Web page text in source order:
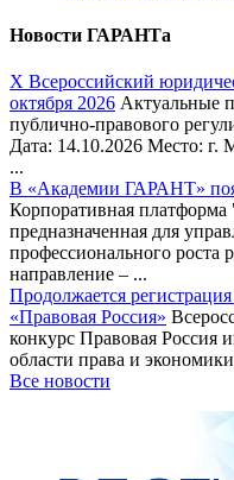
Новости ГАРАНТа
Х Всероссийский
октября 2026 Актуальные
публично-правового
Дата: 14.10.2026 Место:
...
В «Академии ГАРАНТ»
Корпоративная
предназначенная для
профессионального роста
направление – ...
Продолжается
«Правовая Россия»
конкурс Правовая Россия
области права и
Все новости